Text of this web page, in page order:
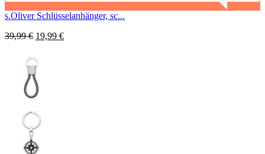
s.Oliver Schlüsselanhänger, sc...
39,99€ 19,99 €